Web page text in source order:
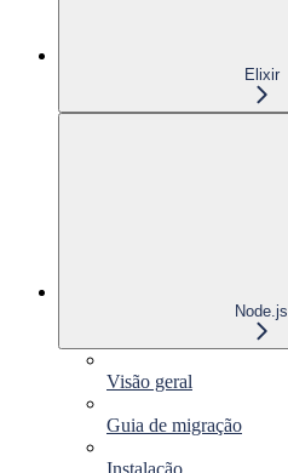
Elixir
Node.js
Visão geral
Guia de migração
Instalação